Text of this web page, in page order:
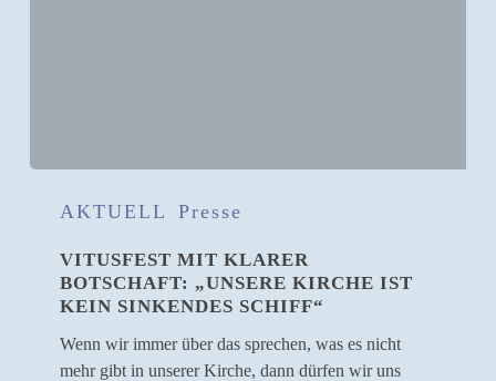
Botschaft:
„Unsere
Kirche
AKTUELL Presse
VITUSFEST MIT KLARER
BOTSCHAFT: „UNSERE KIRCHE IST
KEIN SINKENDES SCHIFF“
Wenn wir immer über das sprechen, was es nicht
mehr gibt in unserer Kirche, dann dürfen wir uns